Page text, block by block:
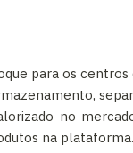
para os centros
no
na plataforma.